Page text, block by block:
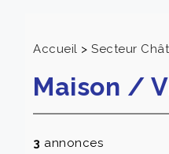
Accueil > Secteur
Maison /
3 annonces